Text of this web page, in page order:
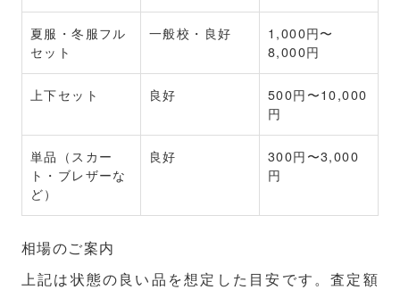
夏服・冬服フル
セット
一般校・良好
1,000円〜
8,000円
上下セット 良好
500円〜10,000
円
単品（スカー
ト・ブレザーな
ど）
良好
300円〜3,000
円
相場のご案内
上記は状態の良い品を想定した目安です。査定額